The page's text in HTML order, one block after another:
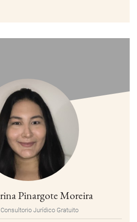
Pinargote Moreira
Jurídico Gratuito